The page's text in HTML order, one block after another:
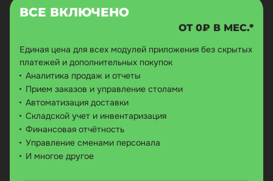
ВСЕ ВКЛЮЧЕНО
ОТ 0₽ В МЕС.*
Единая цена для всех модулей приложения без скрытых
платежей и дополнительных покупок
Аналитика продаж и отчеты
Прием заказов и управление столами
Автоматизация доставки
Складской учет и инвентаризация
Финансовая отчётность
Управление сменами персонала
И многое другое